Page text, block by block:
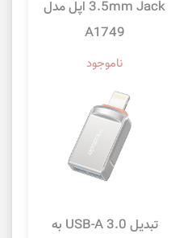
3.5mm Jack اپل مدل
A1749
ناموجود
تبدیل USB-A 3.0 به